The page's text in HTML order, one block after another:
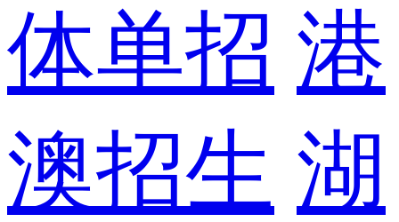
体单招 港
澳招生 湖